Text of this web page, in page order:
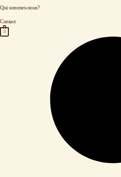
Qui sommes-nous?
Contact
0